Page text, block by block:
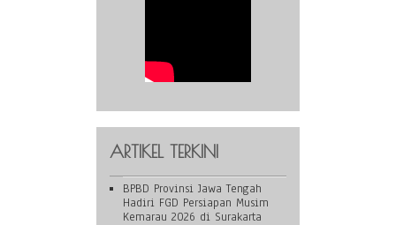
ARTIKEL TERKINI
BPBD Provinsi Jawa Tengah
Hadiri FGD Persiapan Musim
Kemarau 2026 di Surakarta